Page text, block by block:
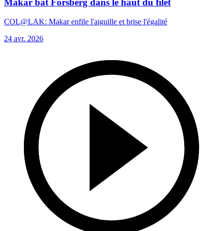
Makar bat Forsberg dans le haut du filet
COL@LAK: Makar enfile l'aiguille et brise l'égalité
24 avr. 2026